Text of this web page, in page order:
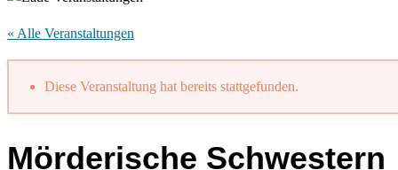
« Alle Veranstaltungen
Diese Veranstaltung hat bereits stattgefunden.
Mörderische Schwestern